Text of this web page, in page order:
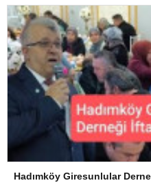
Hadımköy Giresunlular